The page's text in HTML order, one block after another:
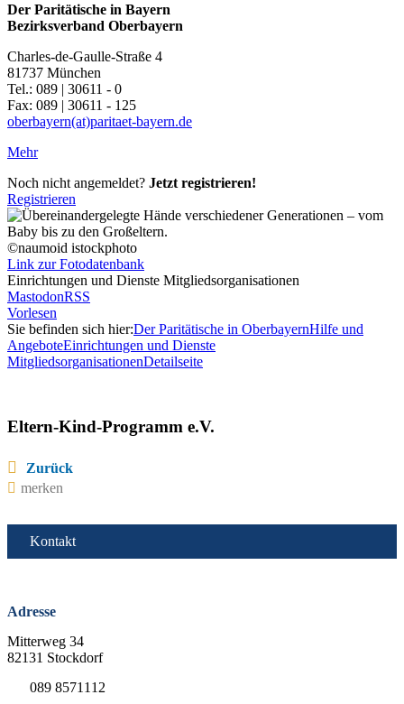
Der Paritätische in Bayern
Bezirksverband Oberbayern
Charles-de-Gaulle-Straße 4
81737 München
Tel.: 089 | 30611 - 0
Fax: 089 | 30611 - 125
oberbayern(at)paritaet-bayern.de
Mehr
Noch nicht angemeldet? Jetzt registrieren!
Registrieren
©naumoid istockphoto
Link zur Fotodatenbank
Einrichtungen und Dienste Mitgliedsorganisationen
MastodonRSS
Vorlesen
Sie befinden sich hier:Der Paritätische in OberbayernHilfe und
AngeboteEinrichtungen und Dienste
MitgliedsorganisationenDetailseite
Eltern-Kind-Programm e.V.
Zurück
merken
Kontakt
Adresse
Mitterweg 34
82131 Stockdorf
089 8571112